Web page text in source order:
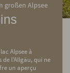
großen Alpsee
Alpsee à
de l'Allgäu, qui ne
un aperçu